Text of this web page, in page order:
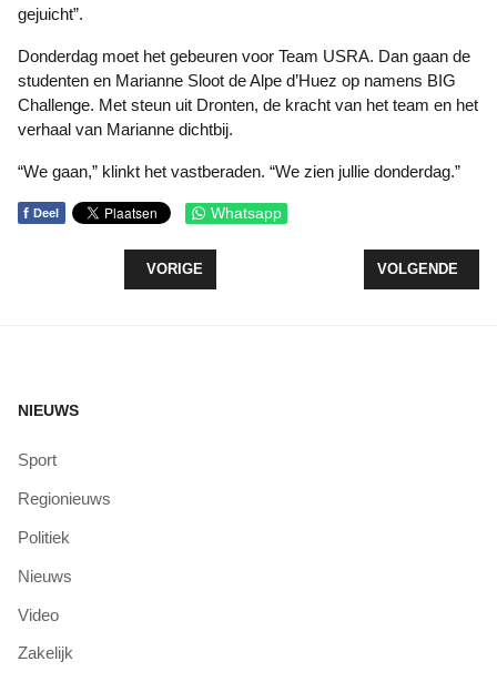
gejuicht”.
Donderdag moet het gebeuren voor Team USRA. Dan gaan de
studenten en Marianne Sloot de Alpe d’Huez op namens BIG
Challenge. Met steun uit Dronten, de kracht van het team en het
verhaal van Marianne dichtbij.
“We gaan,” klinkt het vastberaden. “We zien jullie donderdag.”
f Deel Whatsapp
VORIG ARTIKEL: KANKER.NL WIJST MENSEN DE
VORIGE VOLGENDE
VOLGENDE
NIEUWS
Sport
Regionieuws
Politiek
Nieuws
Video
Zakelijk